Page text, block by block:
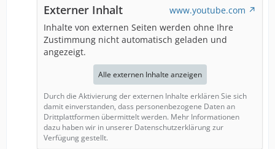
Externer Inhalt
www.youtube.com
Inhalte von externen Seiten werden ohne Ihre
Zustimmung nicht automatisch geladen und
angezeigt.
Alle externen Inhalte anzeigen
Durch die Aktivierung der externen Inhalte erklären Sie sich
damit einverstanden, dass personenbezogene Daten an
Drittplattformen übermittelt werden. Mehr Informationen
dazu haben wir in unserer Datenschutzerklärung zur
Verfügung gestellt.